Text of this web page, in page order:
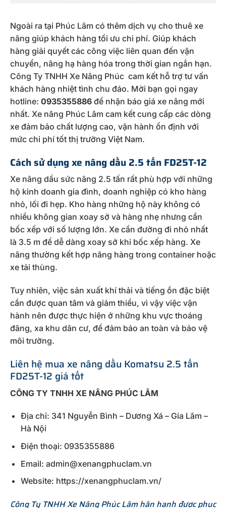
Ngoài ra tại Phúc Lâm có thêm dịch vụ cho thuê xe
nâng giúp khách hàng tối ưu chi phí. Giúp khách
hàng giải quyết các công việc liên quan đến vận
chuyển, nâng hạ hàng hóa trong thời gian ngắn hạn.
Công Ty TNHH Xe Nâng Phúc cam kết hỗ trợ tư vấn
khách hàng nhiệt tình chu đáo. Mời bạn gọi ngay
hotline: 0935355886 để nhận báo giá xe nâng mới
nhất. Xe nâng Phúc Lâm cam kết cung cấp các dòng
xe đảm bảo chất lượng cao, vận hành ổn định với
mức chi phí tốt thị trường Việt Nam.
Cách sử dụng xe nâng dầu 2.5 tấn FD25T-12
Xe nâng dầu sức nâng 2.5 tấn rất phù hợp với những
hộ kinh doanh gia đình, doanh nghiệp có kho hàng
nhỏ, lối đi hẹp. Kho hàng những hộ này không có
nhiều không gian xoay sở và hàng nhẹ nhưng cần
bốc xếp với số lượng lớn. Xe cần đường đi nhỏ nhất
là 3.5 m để dễ dàng xoay sở khi bốc xếp hàng. Xe
nâng thường kết hợp nâng hàng trong container hoặc
xe tải thùng.
Tuy nhiên, việc sản xuất khí thải và tiếng ồn đặc biệt
cần được quan tâm và giảm thiểu, vì vậy việc vận
hành nên được thực hiện ở những khu vực thoáng
đãng, xa khu dân cư, để đảm bảo an toàn và bảo vệ
môi trường.
Liên hệ mua xe nâng dầu Komatsu 2.5 tấn
FD25T-12 giá tốt
CÔNG TY TNHH XE NÂNG PHÚC LÂM
Địa chỉ: 341 Nguyễn Bình – Dương Xá – Gia Lâm –
Hà Nội
Điện thoại: 0935355886
Email: admin@xenangphuclam.vn
Website: https://xenangphuclam.vn/
Công Ty TNHH Xe Nâng Phúc Lâm hân hạnh được phục